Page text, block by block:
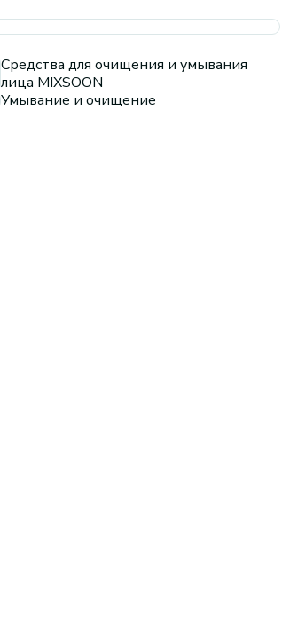
Средства для очищения и умывания
лица MIXSOON
Умывание и очищение